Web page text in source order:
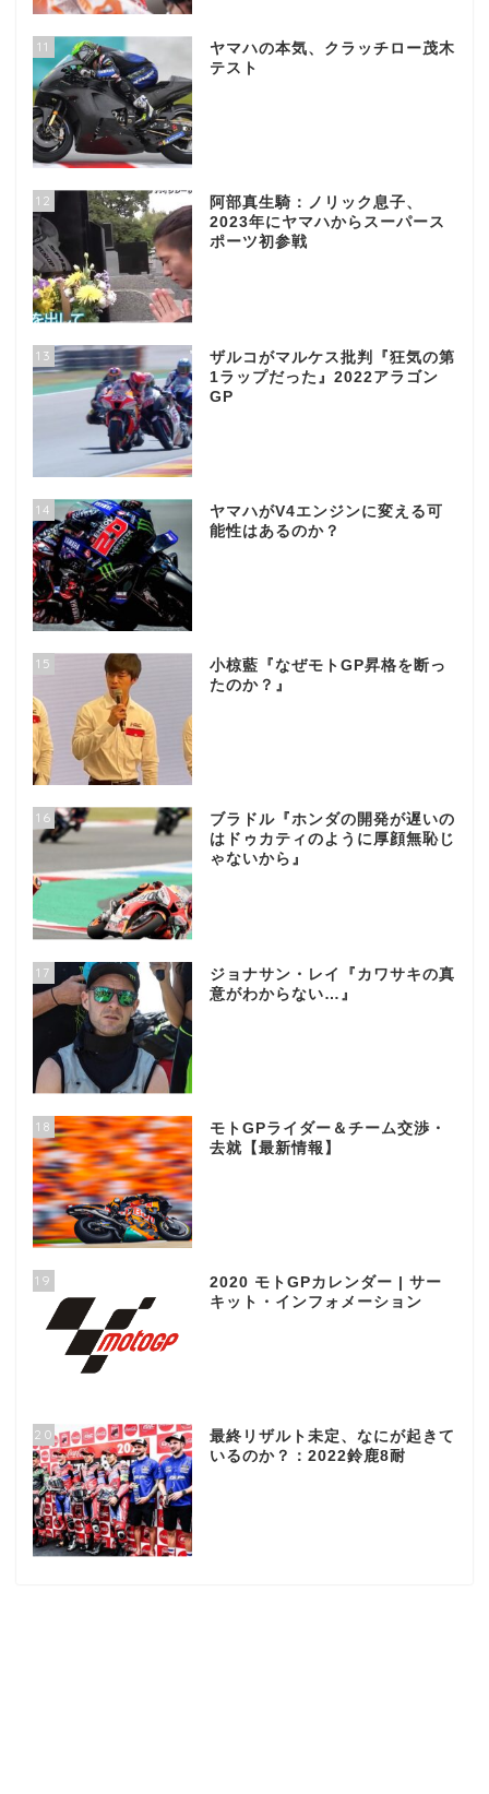
11
ヤマハの本気、クラッチロー茂木
テスト
12
阿部真生騎：ノリック息子、
2023年にヤマハからスーパース
ポーツ初参戦
13
ザルコがマルケス批判『狂気の第
1ラップだった』2022アラゴン
GP
14
ヤマハがV4エンジンに変える可
能性はあるのか？
15
小椋藍『なぜモトGP昇格を断っ
たのか？』
16
ブラドル『ホンダの開発が遅いの
はドゥカティのように厚顔無恥じ
ゃないから』
17
ジョナサン・レイ『カワサキの真
意がわからない…』
18
モトGPライダー＆チーム交渉・
去就【最新情報】
19
2020 モトGPカレンダー | サー
キット・インフォメーション
20
最終リザルト未定、なにが起きて
いるのか？：2022鈴鹿8耐